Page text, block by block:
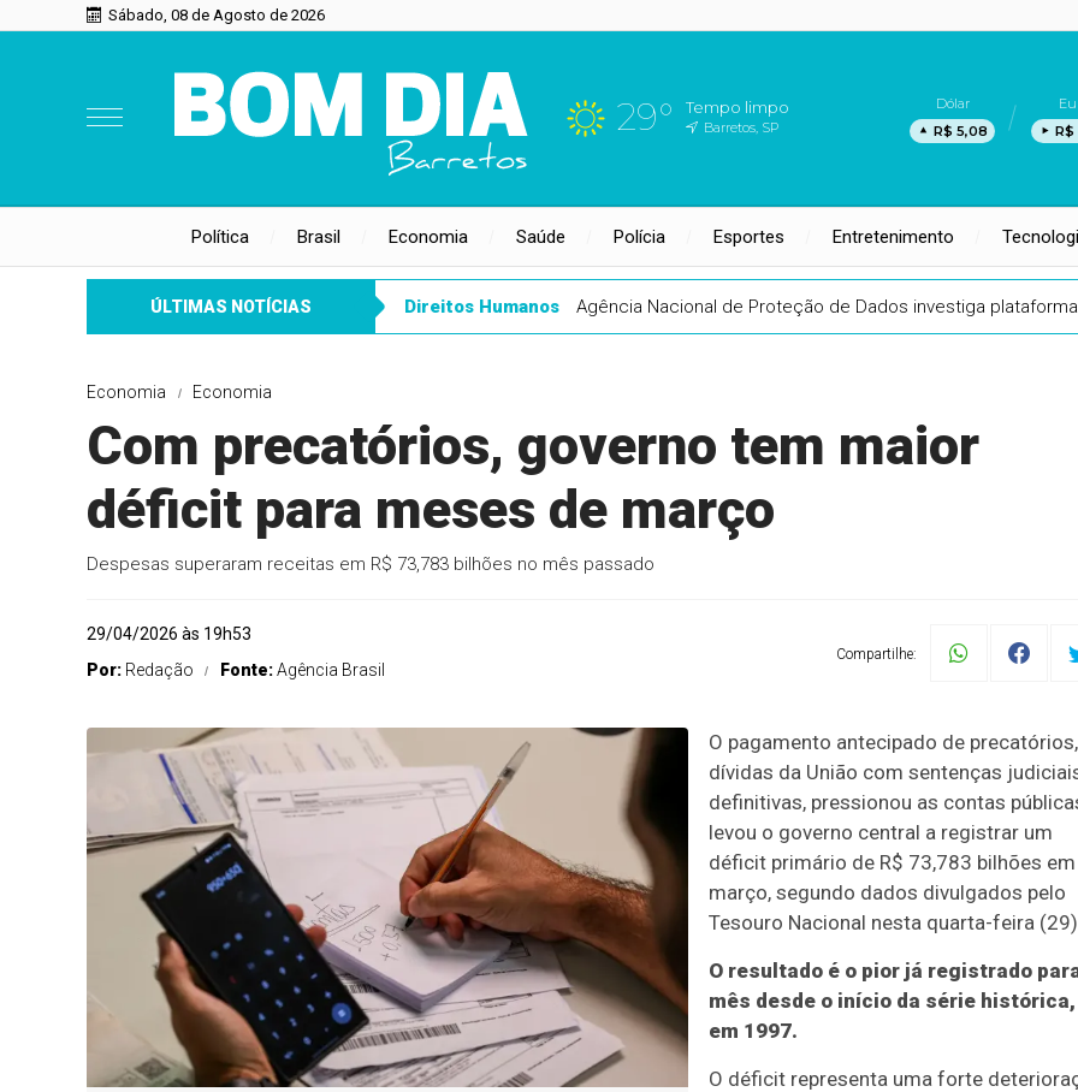
Sábado, 08 de Agosto de 2026
29° Tempo limpo
Barretos, SP
Dólar
R$ 5,08
R$
Política Brasil Economia Saúde Polícia Esportes Entretenimento
ÚLTIMAS NOTÍCIAS Direitos Humanos Agência Nacional de Proteção de Dados investiga
Economia Economia
Com precatórios, governo tem maior
déficit para meses de março
Despesas superaram receitas em R$ 73,783 bilhões no mês passado
29/04/2026 às 19h53
Por: Redação Fonte:Agência Brasil
Compartilhe:
O pagamento antecipado de precatórios,
dívidas da União com sentenças
definitivas, pressionou as contas
levou o governo central a registrar um
déficit primário de R$ 73,783 bilhões em
março, segundo dados divulgados pelo
Tesouro Nacional nesta quarta-feira
O resultado é o pior já registrado
mês desde o início da série histórica,
em 1997.
O déficit representa uma forte